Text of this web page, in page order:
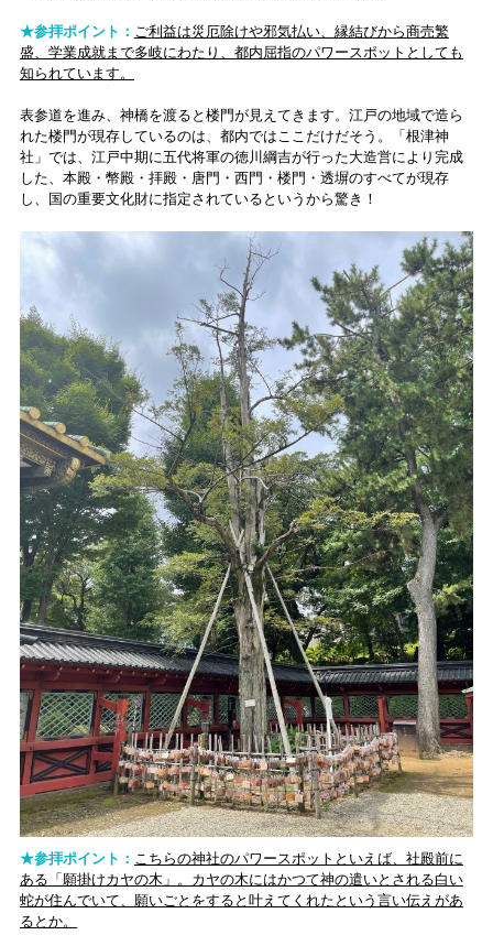
★参拝ポイント： ご利益は災厄除けや邪気払い、縁結びから商売繁
盛、学業成就まで多岐にわたり、都内屈指のパワースポットとしても
知られています。
表参道を進み、神橋を渡ると楼門が見えてきます。江戸の地域で造ら
れた楼門が現存しているのは、都内ではここだけだそう。「根津神
社」では、江戸中期に五代将軍の徳川綱吉が行った大造営により完成
した、本殿・幣殿・拝殿・唐門・西門・楼門・透塀のすべてが現存
し、国の重要文化財に指定されているというから驚き！
★参拝ポイント： こちらの神社のパワースポットといえば、社殿前に
ある「願掛けカヤの木」。カヤの木にはかつて神の遣いとされる白い
蛇が住んでいて、願いごとをすると叶えてくれたという言い伝えがあ
るとか。